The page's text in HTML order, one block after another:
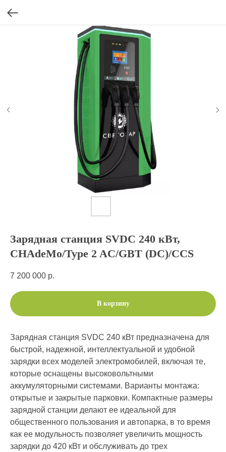
Зарядная станция SVDC 240 кВт,
CHAdeMo/Type 2 AC/GBT (DC)/CCS
7 200 000 р.
В корзину
Зарядная станция SVDC 240 кВт предназначена для
быстрой, надежной, интеллектуальной и удобной
зарядки всех моделей электромобилей, включая те,
которые оснащены высоковольтными
аккумуляторными системами. Варианты монтажа:
открытые и закрытые парковки. Компактные размеры
зарядной станции делают ее идеальной для
общественного пользования и автопарка, в то время
как ее модульность позволяет увеличить мощность
зарядки до 420 кВт и обслуживать до трех